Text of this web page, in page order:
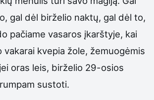
gal dėl birželio naktų, gal dėl to,
pačiame vasaros įkarštyje, kai
vakarai kvepia žole, žemuogėmis
oras leis, birželio 29-osios
sustoti.